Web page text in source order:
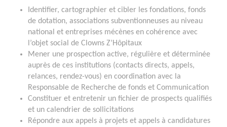
Identifier, cartographier et cibler les fondations, fonds
de dotation, associations subventionneuses au niveau
national et entreprises mécènes en cohérence avec
l’objet social de Clowns Z’Hôpitaux
Mener une prospection active, régulière et déterminée
auprès de ces institutions (contacts directs, appels,
relances, rendez-vous) en coordination avec la
Responsable de Recherche de fonds et Communication
Constituer et entretenir un fichier de prospects qualifiés
et un calendrier de sollicitations
Répondre aux appels à projets et appels à candidatures